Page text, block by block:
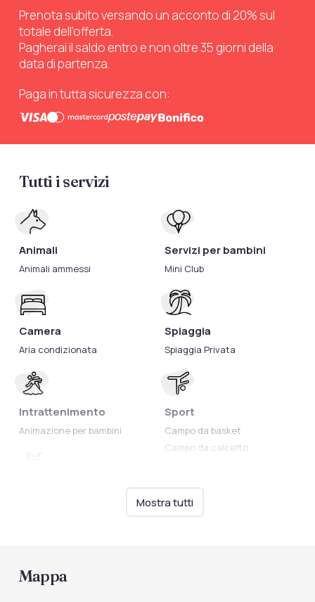
Prenota subito versando un acconto di 20% sul
totale dell’offerta.
Pagherai il saldo entro e non oltre 35 giorni della
data di partenza.
Paga in tutta sicurezza con:
Tutti i servizi
Animali
Animali ammessi
Camera
Aria condizionata
Intrattenimento
Animazione per bambini
Servizi per bambini
Mini Club
Spiaggia
Spiaggia Privata
Sport
Campo da basket
Campo da calcetto
Mostra tutti
Mappa